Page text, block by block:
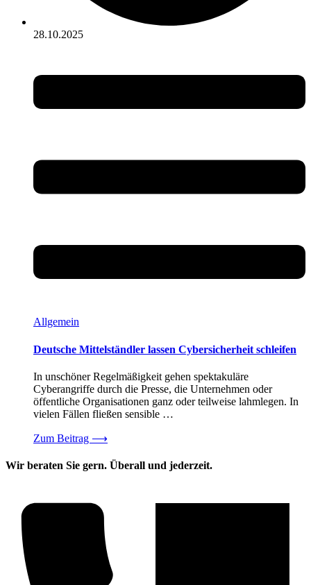
28.10.2025
Allgemein
Deutsche Mittelständler lassen Cybersicherheit schleifen
In unschöner Regelmäßigkeit gehen spektakuläre
Cyberangriffe durch die Presse, die Unternehmen oder
öffentliche Organisationen ganz oder teilweise lahmlegen. In
vielen Fällen fließen sensible …
Zum Beitrag ⟶
Wir beraten Sie gern. Überall und jederzeit.